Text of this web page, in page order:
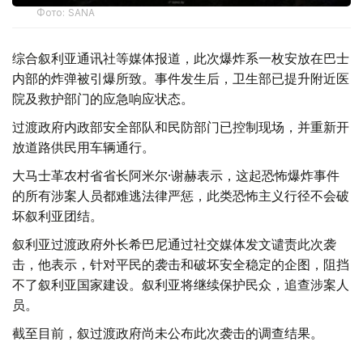
Фото: SANA
综合叙利亚通讯社等媒体报道，此次爆炸系一枚安放在巴士
内部的炸弹被引爆所致。事件发生后，卫生部已提升附近医
院及救护部门的应急响应状态。
过渡政府内政部安全部队和民防部门已控制现场，并重新开
放道路供民用车辆通行。
大马士革农村省省长阿米尔·谢赫表示，这起恐怖爆炸事件
的所有涉案人员都难逃法律严惩，此类恐怖主义行径不会破
坏叙利亚团结。
叙利亚过渡政府外长希巴尼通过社交媒体发文谴责此次袭
击，他表示，针对平民的袭击和破坏安全稳定的企图，阻挡
不了叙利亚国家建设。叙利亚将继续保护民众，追查涉案人
员。
截至目前，叙过渡政府尚未公布此次袭击的调查结果。